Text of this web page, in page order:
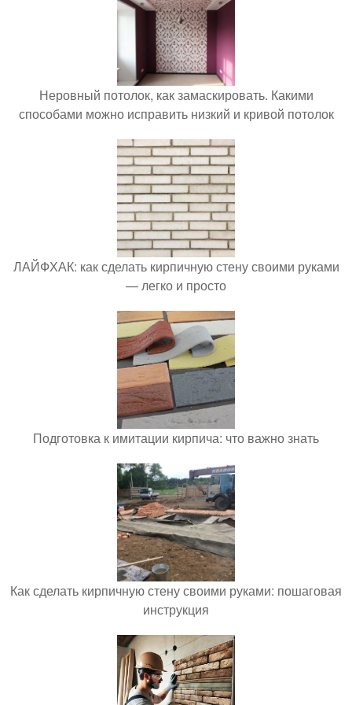
Неровный потолок, как замаскировать. Какими
способами можно исправить низкий и кривой потолок
ЛАЙФХАК: как сделать кирпичную стену своими руками
— легко и просто
Подготовка к имитации кирпича: что важно знать
Как сделать кирпичную стену своими руками: пошаговая
инструкция